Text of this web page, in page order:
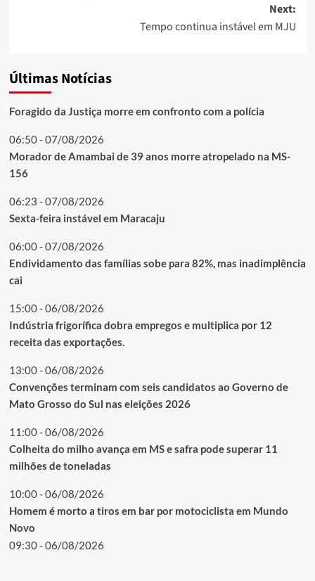
Next:
Tempo continua instável em MJU
Últimas Notícias
Foragido da Justiça morre em confronto com a polícia
06:50 - 07/08/2026
Morador de Amambai de 39 anos morre atropelado na MS-
156
06:23 - 07/08/2026
Sexta-feira instável em Maracaju
06:00 - 07/08/2026
Endividamento das famílias sobe para 82%, mas inadimplência
cai
15:00 - 06/08/2026
Indústria frigorífica dobra empregos e multiplica por 12
receita das exportações.
13:00 - 06/08/2026
Convenções terminam com seis candidatos ao Governo de
Mato Grosso do Sul nas eleições 2026
11:00 - 06/08/2026
Colheita do milho avança em MS e safra pode superar 11
milhões de toneladas
10:00 - 06/08/2026
Homem é morto a tiros em bar por motociclista em Mundo
Novo
09:30 - 06/08/2026